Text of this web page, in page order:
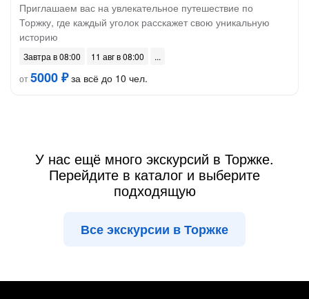
Приглашаем вас на увлекательное путешествие по
Торжку, где каждый уголок расскажет свою уникальную
историю
Завтра в 08:00
11 авг в 08:00
от5000 ₽за всё до 10 чел.
У нас ещё много экскурсий в Торжке.
Перейдите в каталог и выберите
подходящую
Все экскурсии в Торжке